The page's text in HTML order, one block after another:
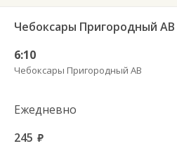
6:10
Чебоксары Пригородный АВ
Ежедневно
245 руб.